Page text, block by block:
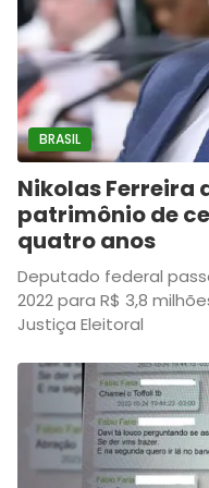
BRASIL
Nikolas Ferreira
patrimônio de
quatro anos
Deputado federal
2022 para R$ 3,8
Justiça Eleitoral